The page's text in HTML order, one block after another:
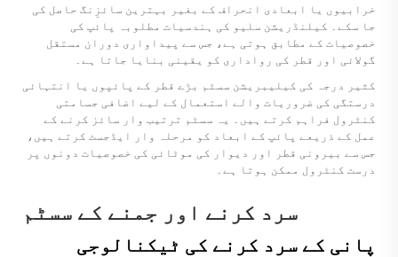
خرابیوں یا ابعادی انحراف کے بغیر بہترین سائزِنگ حاصل کی
جا سکے۔ کیلنڈریشن سلیو کی ہندسیات مطلوبہ پائپ کی
خصوصیات کے مطابق ہوتی ہے، جس سے پیداواری دوران مستقل
گولائی اور قطر کی رواداری کو یقینی بنایا جاتا ہے۔
کثیر درجہ کی کیلیبریشن سسٹم بڑے قطر کے پائپوں یا انتہائی
درستگی کی ضروریات والے استعمال کے لیے اضافی جسامتی
کنٹرول فراہم کرتے ہیں۔ یہ سسٹم ترتیب وار سائز کرنے کے
عمل کے ذریعے پائپ کے ابعاد کو مرحلہ وار ایڈجسٹ کرتے ہیں،
جس سے بیرونی قطر اور دیوار کی موٹائی کی خصوصیات دونوں پر
درست کنٹرول ممکن ہوتا ہے۔
سرد کرنے اور جمنے کے سسٹم
پانی کے سرد کرنے کی ٹیکنالوجی